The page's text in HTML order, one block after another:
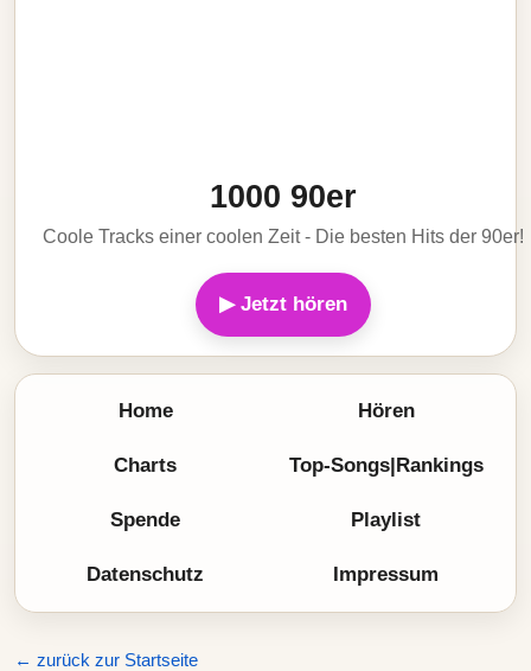
1000 90er
Coole Tracks einer coolen Zeit - Die besten Hits der 90er!
▶ Jetzt hören
Home Hören
Charts Top-Songs|Rankings
Spende Playlist
Datenschutz Impressum
← zurück zur Startseite